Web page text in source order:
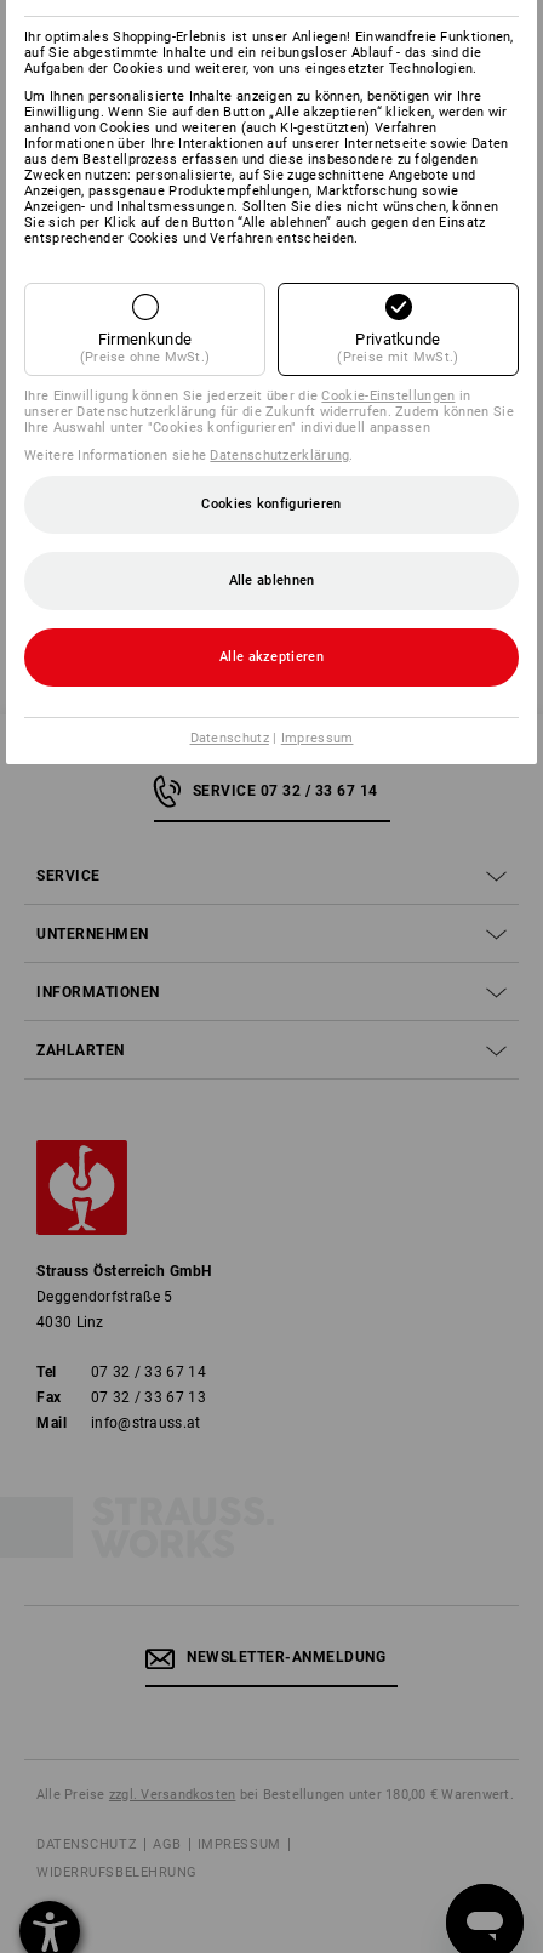
BESCHREIBUNG
kombinierbar mit allen e.s. Protos® -Helmen:
zertifiziert nach DIN EN 1731:2006
hochwertiger Augen- und Gesichtsschutz mit einer
Lichtdurchlässigkeit von 70 %
innovatives Integral-Prinzip: passgenauer Sitz am
Herstellerinformation: PROTOS GmbH | Herrschaftswiesen 11 |
AT 6842 Koblach | office@protos.at
SERVICE 07 32 / 33 67 14
SERVICE
UNTERNEHMEN
INFORMATIONEN
ZAHLARTEN
Strauss Österreich GmbH
Deggendorfstraße 5
4030 Linz
Tel
07 32 / 33 67 14
Fax
07 32 / 33 67 13
Mail
info@strauss.at
NEWSLETTER-ANMELDUNG
Alle Preise zzgl. Versandkosten bei Bestellungen unter 180,00 € Warenwert.
DATENSCHUTZ AGB
IMPRESSUM
WIDERRUFSBELEHRUNG
Ihr optimales Shopping-Erlebnis ist unser Anliegen! Einwandfreie Funktionen,
auf Sie abgestimmte Inhalte und ein reibungsloser Ablauf - das sind die
Aufgaben der Cookies und weiterer, von uns eingesetzter Technologien.
Um Ihnen personalisierte Inhalte anzeigen zu können, benötigen wir Ihre
Einwilligung. Wenn Sie auf den Button „Alle akzeptieren“ klicken, werden wir
anhand von Cookies und weiteren (auch KI-gestützten) Verfahren
Informationen über Ihre Interaktionen auf unserer Internetseite sowie Daten
aus dem Bestellprozess erfassen und diese insbesondere zu folgenden
Zwecken nutzen: personalisierte, auf Sie zugeschnittene Angebote und
Anzeigen, passgenaue Produktempfehlungen, Marktforschung sowie
Anzeigen- und Inhaltsmessungen. Sollten Sie dies nicht wünschen, können
Sie sich per Klick auf den Button “Alle ablehnen” auch gegen den Einsatz
entsprechender Cookies und Verfahren entscheiden.
Firmenkunde
(Preise ohne MwSt.)
Privatkunde
(Preise mit MwSt.)
Ihre Einwilligung können Sie jederzeit über dieCookie-Einstellungen in
unserer Datenschutzerklärung für die Zukunft widerrufen. Zudem können Sie
Ihre Auswahl unter "Cookies konfigurieren" individuell anpassen
Weitere Informationen siehe Datenschutzerklärung
Cookies konfigurieren
Alle ablehnen
Alle akzeptieren
Datenschutz| Impressum